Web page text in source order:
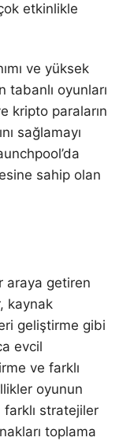
etkinlikle
ve yüksek
tabanlı oyunları
kripto paraların
sağlamayı
sahip olan
araya getiren
kaynak
geliştirme gibi
evcil
ve farklı
oyunun
farklı stratejiler
toplama